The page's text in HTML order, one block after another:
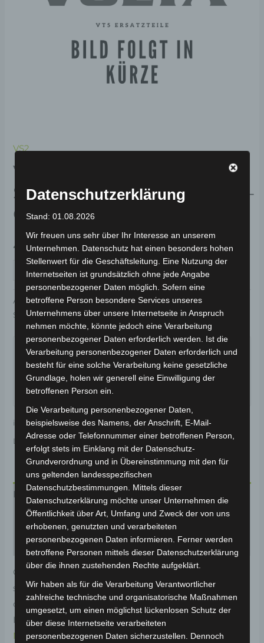
VS2
VS2 LINKER
SCHWINGENABDECKUNG-
GLITZERNDES ROT (2023)
49,00€ *
IN DEN WARENKORB
Artikelnummer:3M301-6011A-C4 Kategorie:VS2
Schlagwort:Karosserie & Verkleidung
Garantiert sicherer Checkout
inkl. 19 % MwSt.Kostenloser Versand
Lieferzeit:Versandfertig innerhalb 24 Stunden*
Beschreibung
Produktsicherheit
Rezensionen (0)
Original-Ersatzteil für den Elektro-Scooter VS2. Linker
schwingenabdeckung-glitzerndes rot (2023) für
optimale Funktionalität und Haltbarkeit. Weitere
Informationen zum Fahrzeug findest du hier:
Motor Elektro-Scooter VS2
Datenschutzerklärung
Stand: 01.08.2026
Wir freuen uns sehr über Ihr Interesse an unserem
Unternehmen. Datenschutz hat einen besonders hohen
Stellenwert für die Geschäftsleitung. Eine Nutzung der
Internetseiten ist grundsätzlich ohne jede Angabe
personenbezogener Daten möglich. Sofern eine
betroffene Person besondere Services unseres
Unternehmens über unsere Internetseite in Anspruch
nehmen möchte, könnte jedoch eine Verarbeitung
personenbezogener Daten erforderlich werden. Ist die
Verarbeitung personenbezogener Daten erforderlich und
besteht für eine solche Verarbeitung keine gesetzliche
Grundlage, holen wir generell eine Einwilligung der
betroffenen Person ein.
Die Verarbeitung personenbezogener Daten,
beispielsweise des Namens, der Anschrift, E-Mail-
Adresse oder Telefonnummer einer betroffenen Person,
erfolgt stets im Einklang mit der Datenschutz-
Grundverordnung und in Übereinstimmung mit den für
uns geltenden landesspezifischen
Datenschutzbestimmungen. Mittels dieser
Datenschutzerklärung möchte unser Unternehmen die
Öffentlichkeit über Art, Umfang und Zweck der von uns
erhobenen, genutzten und verarbeiteten
personenbezogenen Daten informieren. Ferner werden
betroffene Personen mittels dieser Datenschutzerklärung
über die ihnen zustehenden Rechte aufgeklärt.
Wir haben als für die Verarbeitung Verantwortlicher
zahlreiche technische und organisatorische Maßnahmen
umgesetzt, um einen möglichst lückenlosen Schutz der
über diese Internetseite verarbeiteten
personenbezogenen Daten sicherzustellen. Dennoch